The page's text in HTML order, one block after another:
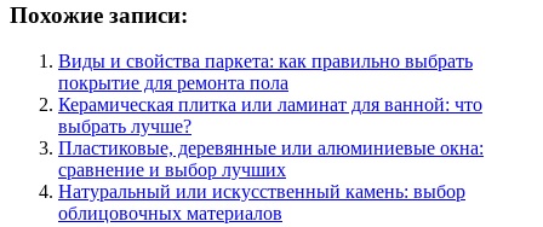
Похожие записи:
Виды и свойства паркета: как правильно выбрать
покрытие для ремонта пола
Керамическая плитка или ламинат для ванной: что
выбрать лучше?
Пластиковые, деревянные или алюминиевые окна:
сравнение и выбор лучших
Натуральный или искусственный камень: выбор
облицовочных материалов